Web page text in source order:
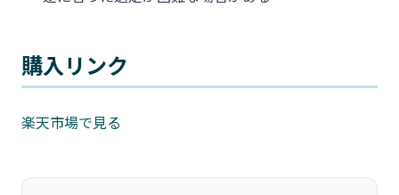
購入リンク
楽天市場で見る